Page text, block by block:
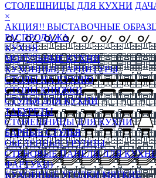
СТОЛЕШНИЦЫ ДЛЯ КУХНИ
×
АКЦИЯ!! ВЫСТАВОЧНЫЕ
РАСПРОДАЖА
КУХНЯ
МОДУЛЬНЫЕ КУХНИ
КУХОННЫЕ ГАРНИТУРЫ
СТОЛЫ НА КУХНЮ
СТОЛЫ КНИЖКИ
СТУЛЬЯ ДЛЯ КУХНИ
ТАБУРЕТЫ
СТОЛЕШНИЦЫ ДЛЯ КУХНИ
БАРНЫЕ СТУЛЬЯ
ОБЕДЕННЫЕ ГРУППЫ
СТЕНОВЫЕ ПАНЕЛИ ДЛЯ
ФАРТУКИ)
КУХОННЫЕ УГОЛКИ МЯГКИЕ